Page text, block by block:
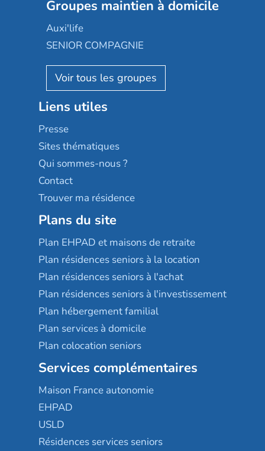
Les jardins d'Arcadie
Occitalia
Appartseniors
Reseda
Stella management
Les villages d'or
Sérénys
Résidences services Villa Médicis
Groupe SOS
Le Noble Âge
Almage
Résidalya
Groupe aplus
Groupes maintien à domicile
Auxi'life
SENIOR COMPAGNIE
AGE D'OR Services
Liens utiles
Presse
Sites thématiques
Qui sommes-nous ?
Contact
Trouver ma résidence
Plans du site
Plan EHPAD et maisons de retraite
Plan résidences seniors à la location
Plan résidences seniors à l'achat
Plan résidences seniors à l'investissement
Plan hébergement familial
Plan services à domicile
Plan colocation seniors
Services complémentaires
Maison France autonomie
EHPAD
USLD
Résidences services seniors